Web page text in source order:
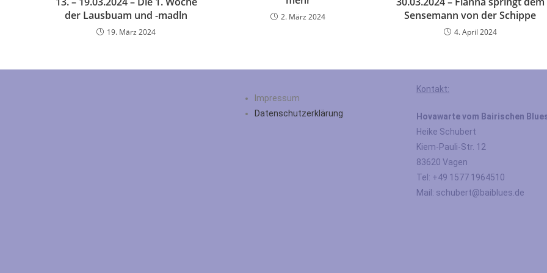
der Lausbuam und -madln
19. März 2024
2. März 2024
Sensemann von der Schippe
4. April 2024
Impressum
Datenschutzerklärung
Kontakt:
Hovawarte vom Bairischen
Heike Schubert
Kiem-Pauli-Str. 12
83620 Vagen
Tel: +49 1577 1964510
Mail: schubert@baiblues.de